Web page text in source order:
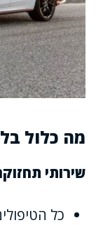
מה כלול
שירותי
כל